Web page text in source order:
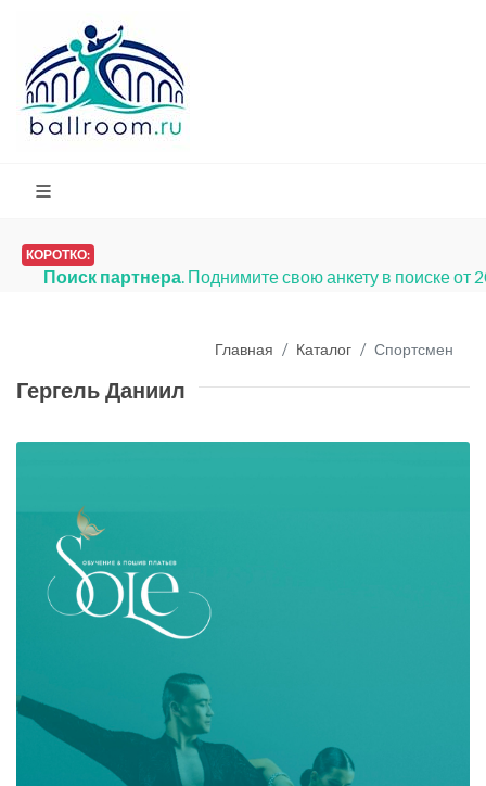
КОРОТКО:
Поиск партнера. Поднимите свою анкету в поиске от
Главная Каталог Спортсмен
Гергель Даниил